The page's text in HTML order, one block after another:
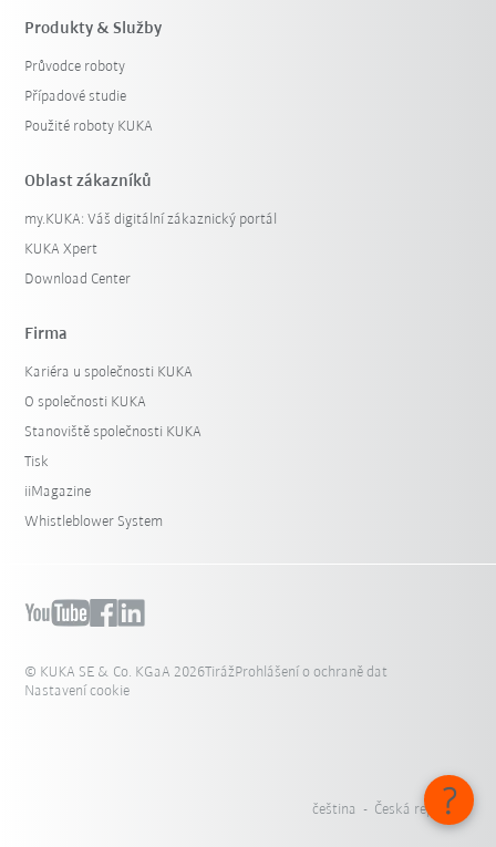
Produkty & Služby
Průvodce roboty
Případové studie
Použité roboty KUKA
Oblast zákazníků
my.KUKA: Váš digitální zákaznický portál
KUKA Xpert
Download Center
Firma
Kariéra u společnosti KUKA
O společnosti KUKA
Stanoviště společnosti KUKA
Tisk
iiMagazine
Whistleblower System
© KUKA SE & Co. KGaA 2026TirážProhlášení o ochraně dat
Nastavení cookie
čeština - Česká republika